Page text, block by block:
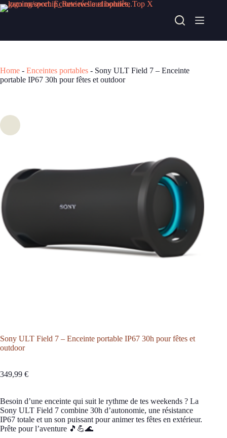
Passer
au
Acheter chez fnac
Home - Enceintes portables - Sony ULT Field 7 – Enceinte
portable IP67 30h pour fêtes et outdoor
Sony ULT Field 7 – Enceinte portable IP67 30h pour fêtes et
outdoor
349,99 €
Besoin d’une enceinte qui suit le rythme de tes weekends ? La
Sony ULT Field 7 combine 30h d’autonomie, une résistance
IP67 totale et un son puissant pour animer tes fêtes en extérieur.
Prête pour l’aventure 🎵💪🌊